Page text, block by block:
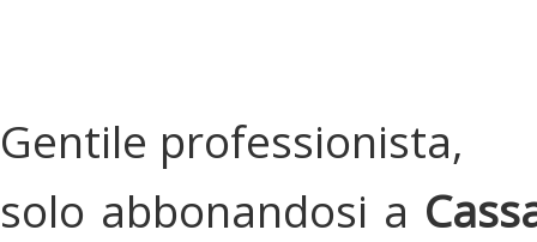
Gentile professionista,
solo abbonandosi a